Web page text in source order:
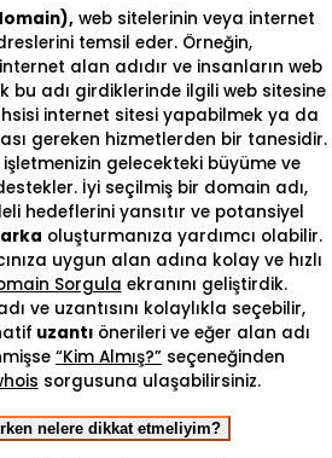
web sitelerinin veya internet
temsil eder. Örneğin,
alan adıdır ve insanların web
bu adı girdiklerinde ilgili web sitesine
internet sitesi yapabilmek ya da
gereken hizmetlerden bir tanesidir.
gelecekteki büyüme ve
İyi seçilmiş bir domain adı,
hedeflerini yansıtır ve potansiyel
oluşturmanıza yardımcı olabilir.
uygun alan adına kolay ve hızlı
Sorgula ekranını geliştirdik.
ve uzantısını kolaylıkla seçebilir,
uzantıönerileri ve eğer alan adı
“Kim Almış?” seçeneğinden
sorgusuna ulaşabilirsiniz.
nelere dikkat etmeliyim?